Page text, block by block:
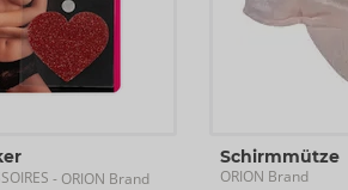
- ORION Brand
Schirmmütze
ORION Brand